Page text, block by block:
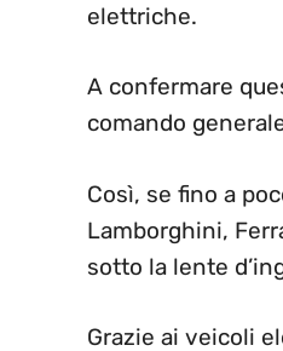
elettriche.
A confermare
comando
Così, se fino a
Lamborghini,
sotto la lente
Grazie ai veicoli